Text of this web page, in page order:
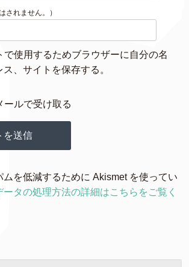
されません。）
で使用するためブラウザーに自分の名
、サイトを保存する。
ールで受け取る
ムを低減するために Akismet を使ってい
ータの処理方法の詳細はこちらをご覧く